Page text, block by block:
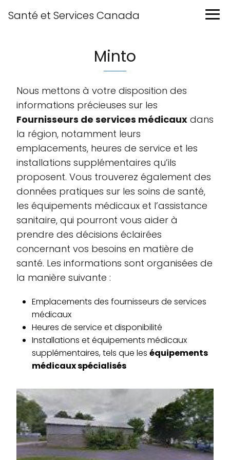
Santé et Services Canada
Minto
Nous mettons à votre disposition des
informations précieuses sur les
Fournisseurs de services médicaux dans
la région, notamment leurs
emplacements, heures de service et les
installations supplémentaires qu’ils
proposent. Vous trouverez également des
données pratiques sur les soins de santé,
les équipements médicaux et l’assistance
sanitaire, qui pourront vous aider à
prendre des décisions éclairées
concernant vos besoins en matière de
santé. Les informations sont organisées de
la manière suivante :
Emplacements des fournisseurs de services
médicaux
Heures de service et disponibilité
Installations et équipements médicaux
supplémentaires, tels que les équipements
médicaux spécialisés